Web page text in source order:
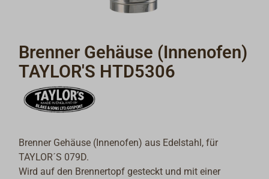
Brenner Gehäuse (Innenofen)
TAYLOR'S HTD5306
Brenner Gehäuse (Innenofen) aus Edelstahl, für
TAYLOR´S 079D.
Wird auf den Brennertopf gesteckt und mit einer